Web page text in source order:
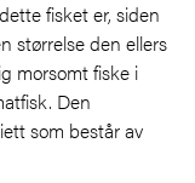
fisket er, siden
størrelse den ellers
morsomt fiske i
Den
som består av